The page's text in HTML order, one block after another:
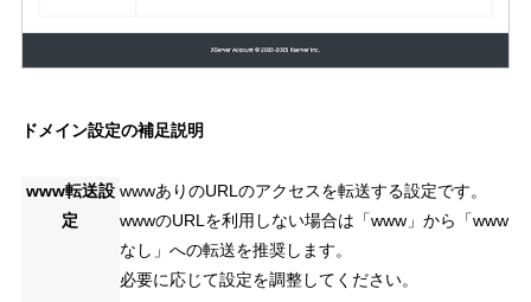
ドメイン設定の補足説明
www転送設
定
wwwありのURLのアクセスを転送する設定です。
wwwのURLを利用しない場合は「www」から「www
なし」への転送を推奨します。
必要に応じて設定を調整してください。